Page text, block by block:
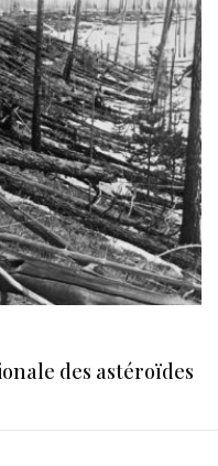
des astéroïdes